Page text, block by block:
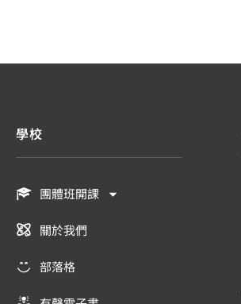
學校
團體班開課
關於我們
部落格